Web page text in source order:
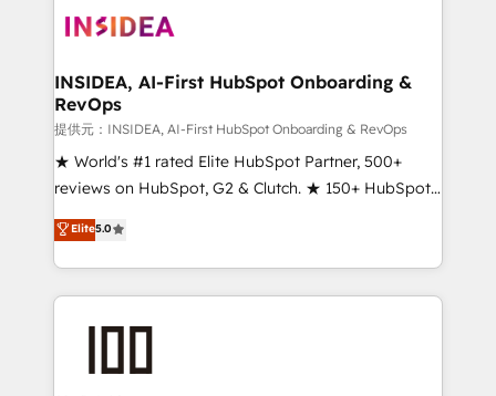
INSIDEA, AI-First HubSpot Onboarding &
RevOps
提供元：INSIDEA, AI-First HubSpot Onboarding & RevOps
★ World's #1 rated Elite HubSpot Partner, 500+
reviews on HubSpot, G2 & Clutch. ★ 150+ HubSpot
Certified Experts & Trainers across the team ★
1,500+ implementations across five continents ★ AI-
First, RevOps-led, Onboarding obsessed ★
Company of the Year 2024/25 INSIDEA helps
and build AI-powered workflows that drive adoption
Elite5.0